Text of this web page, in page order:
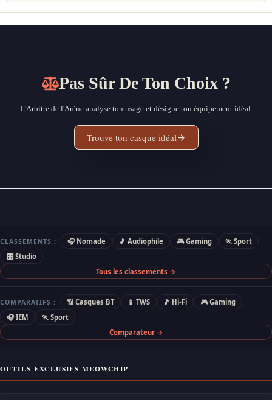
Pas Sûr De Ton Choix ?
L'Arbitre de l'Arène analyse ton usage et désigne ton équipement idéal.
Trouve ton casque idéal
CLASSEMENTS : 🎧 Nomade 🎵 Audiophile 🎮 Gaming
🏃 Sport
🎛 Studio
Tous les classements →
COMPARATIFS : 📶 Casques BT 📱 TWS 🎵 Hi-Fi
🎮 Gaming
🎧 IEM
🏃 Sport
Comparateur →
OUTILS EXCLUSIFS MEOWCHIP